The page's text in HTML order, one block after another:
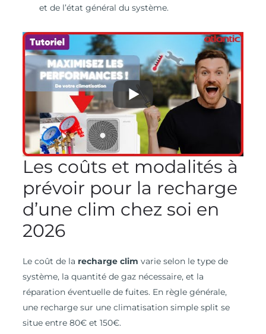
et de l’état général du système.
Les coûts et modalités à
prévoir pour la recharge
d’une clim chez soi en
2026
Le coût de la recharge clim varie selon le type de
système, la quantité de gaz nécessaire, et la
réparation éventuelle de fuites. En règle générale,
une recharge sur une climatisation simple split se
situe entre 80€ et 150€.